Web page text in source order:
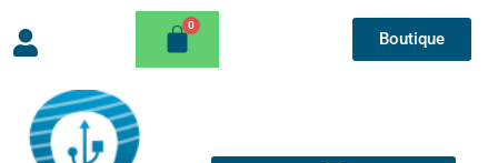
Boutique